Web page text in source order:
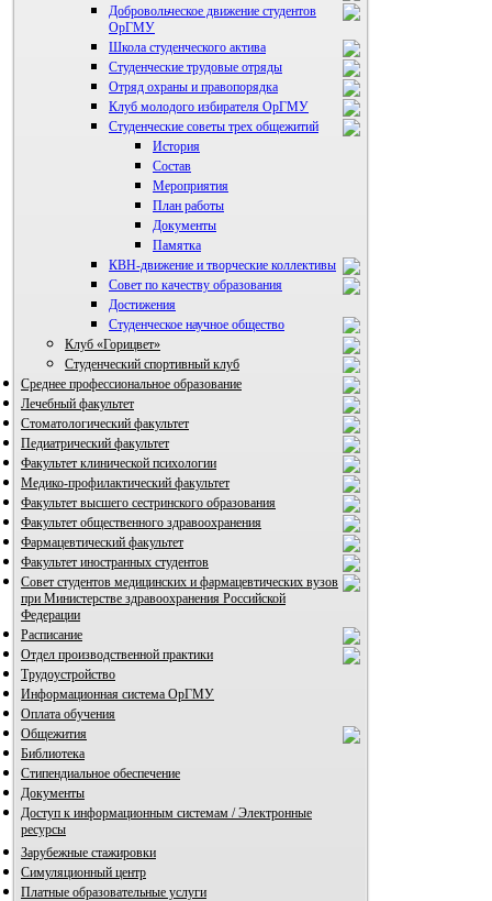
Добровольческое движение студентов
ОрГМУ
Школа студенческого актива
Студенческие трудовые отряды
Отряд охраны и правопорядка
Клуб молодого избирателя ОрГМУ
Студенческие советы трех общежитий
История
Состав
Мероприятия
План работы
Документы
Памятка
КВН-движение и творческие коллективы
ВИА "Полигон"
Совет по качеству образования
Достижения
Студенческое научное общество
Клуб «Горицвет»
Студенческий спортивный клуб
Среднее профессиональное образование
Лечебный факультет
Стоматологический факультет
Педиатрический факультет
Факультет клинической психологии
Медико-профилактический факультет
Факультет высшего сестринского образования
Факультет общественного здравоохранения
Фармацевтический факультет
Факультет иностранных студентов
Совет студентов медицинских и фармацевтических вузов
при Министерстве здравоохранения Российской
Федерации
Расписание
Отдел производственной практики
Трудоустройство
Информационная система ОрГМУ
Оплата обучения
Общежития
Библиотека
Стипендиальное обеспечение
Документы
Доступ к информационным системам / Электронные
ресурсы
Зарубежные стажировки
Симуляционный центр
Платные образовательные услуги